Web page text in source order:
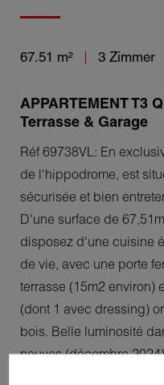
67.51 m² 3 Zimmer
APPARTEMENT T3
Terrasse & Garage
Réf 69738VL: En
de l'hippodrome, est
sécurisée et bien
D'une surface de
disposez d'une cuisine
de vie, avec une porte
terrasse (15m2 environ)
(dont 1 avec dressing)
bois. Belle luminosité
neuves (décembre
complément, un